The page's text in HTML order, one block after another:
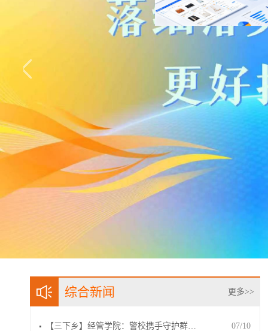
综合新闻 更多>>
【三下乡】经管学院：警校携手守护群… 07/10